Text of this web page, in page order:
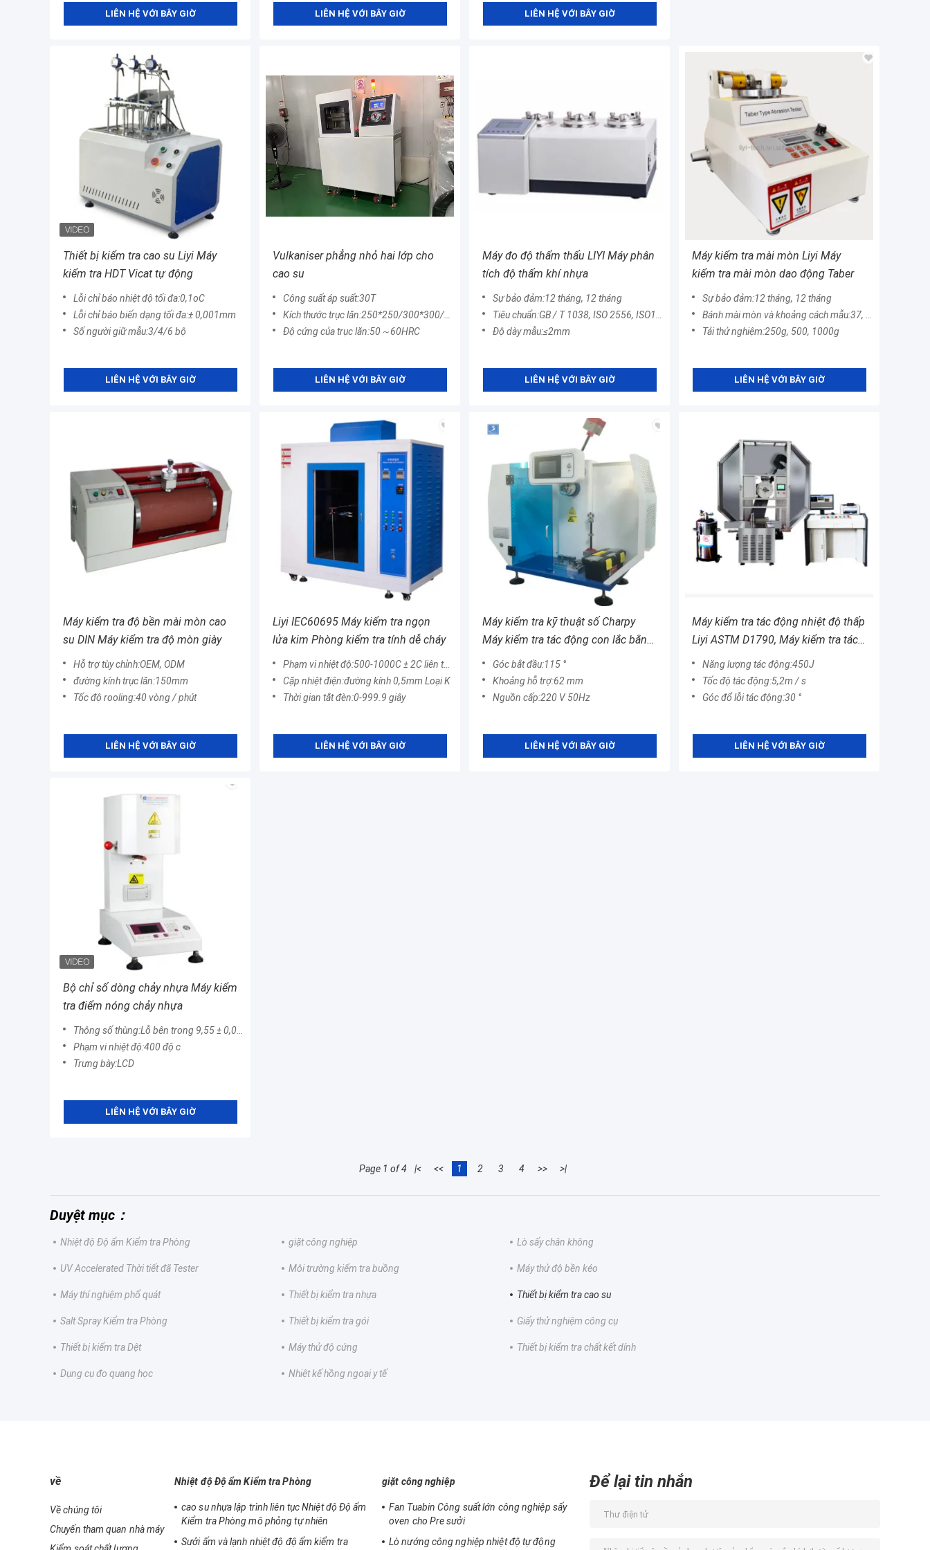
LIÊN HỆ VỚI BÂY GIỜ LIÊN HỆ VỚI BÂY GIỜ LIÊN HỆ VỚI BÂY GIỜ
Thiết bị kiểm tra cao su Liyi Máy
kiểm tra HDT Vicat tự động
Lỗi chỉ báo nhiệt độ tối đa:0,1oC
Lỗi chỉ báo biến dạng tối đa:± 0,001mm
Số người giữ mẫu:3/4/6 bộ
LIÊN HỆ VỚI BÂY GIỜ
Vulkaniser phẳng nhỏ hai lớp cho
cao su
Công suất áp suất:30T
Kích thước trục lăn:250*250/300*300/350*350/400*400/450*450/500*500/600*600
Độ cứng của trục lăn:50～60HRC
LIÊN HỆ VỚI BÂY GIỜ
Máy đo độ thẩm thấu LIYI Máy phân
tích độ thấm khí nhựa
Sự bảo đảm:12 tháng, 12 tháng
Tiêu chuẩn:GB / T 1038, ISO 2556, ISO15105-1,, ASTM D1434, YBB00082003
Độ dày mẫu:≤2mm
LIÊN HỆ VỚI BÂY GIỜ
Máy kiểm tra mài mòn Liyi Máy
kiểm tra mài mòn dao động Taber
Sự bảo đảm:12 tháng, 12 tháng
Bánh mài mòn và khoảng cách mẫu:37, 38 mm
Tải thử nghiệm:250g, 500, 1000g
LIÊN HỆ VỚI BÂY GIỜ
Máy kiểm tra độ bền mài mòn cao
su DIN Máy kiểm tra độ mòn giày
Hỗ trợ tùy chỉnh:OEM, ODM
đường kính trục lăn:150mm
Tốc độ rooling:40 vòng / phút
LIÊN HỆ VỚI BÂY GIỜ
Liyi IEC60695 Máy kiểm tra ngọn
lửa kim Phòng kiểm tra tính dễ cháy
Phạm vi nhiệt độ:500-1000C ± 2C liên tục có thể điều chỉnh
Cặp nhiệt điện:đường kính 0,5mm Loại K
Thời gian tắt đèn:0-999.9 giây
LIÊN HỆ VỚI BÂY GIỜ
Máy kiểm tra kỹ thuật số Charpy
Máy kiểm tra tác động con lắc bằng
nhựa
Góc bắt đầu:115 °
Khoảng hỗ trợ:62 mm
Nguồn cấp:220 V 50Hz
LIÊN HỆ VỚI BÂY GIỜ
Máy kiểm tra tác động nhiệt độ thấp
Liyi ASTM D1790, Máy kiểm tra tác
động Charpy
Năng lượng tác động:450J
Tốc độ tác động:5,2m / s
Góc đổ lỗi tác động:30 °
LIÊN HỆ VỚI BÂY GIỜ
Bộ chỉ số dòng chảy nhựa Máy kiểm
tra điểm nóng chảy nhựa
Thông số thùng:Lỗ bên trong 9,55 ± 0,025mm
Phạm vi nhiệt độ:400 độ c
Trưng bày:LCD
LIÊN HỆ VỚI BÂY GIỜ
Page 1 of 4 |< << 1 2 3 4 >> >|
Duyệt mục：
Nhiệt độ Độ ẩm Kiểm tra Phòng giặt công nghiệp Lò sấy chân không
UV Accelerated Thời tiết đã Tester Môi trường kiểm tra buồng Máy thử độ bền kéo
Máy thí nghiệm phổ quát Thiết bị kiểm tra nhựa Thiết bị kiểm tra cao su
Salt Spray Kiểm tra Phòng Thiết bị kiểm tra gói Giấy thử nghiệm công cụ
Thiết bị kiểm tra Dệt Máy thử độ cứng Thiết bị kiểm tra chất kết dính
Dụng cụ đo quang học Nhiệt kế hồng ngoại y tế
về
Về chúng tôi
Chuyến tham quan nhà máy
Nhiệt độ Độ ẩm Kiểm tra Phòng
cao su nhựa lập trình liên tục Nhiệt độ Độ ẩm
Kiểm tra Phòng mô phỏng tự nhiên
Sưởi ấm và lạnh nhiệt độ độ ẩm kiểm tra
giặt công nghiệp
Fan Tuabin Công suất lớn công nghiệp sấy
oven cho Pre sưởi
Lò nướng công nghiệp nhiệt độ tự động
Để lại tin nhắn